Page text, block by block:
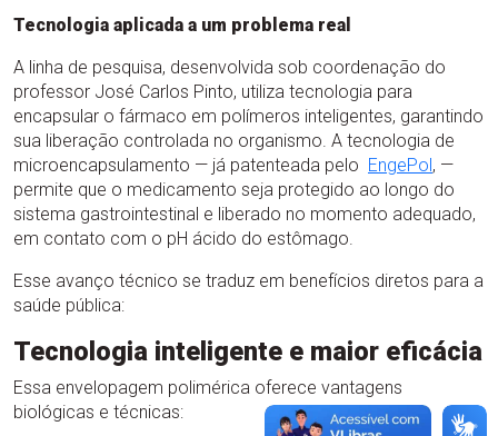
Tecnologia aplicada a um problema real
A linha de pesquisa, desenvolvida sob coordenação do
professor José Carlos Pinto, utiliza tecnologia para
encapsular o fármaco em polímeros inteligentes, garantindo
sua liberação controlada no organismo. A tecnologia de
microencapsulamento — já patenteada pelo EngePol, —
permite que o medicamento seja protegido ao longo do
sistema gastrointestinal e liberado no momento adequado,
em contato com o pH ácido do estômago.
Esse avanço técnico se traduz em benefícios diretos para a
saúde pública:
Tecnologia inteligente e maior eficácia
Essa envelopagem polimérica oferece vantagens
biológicas e técnicas: